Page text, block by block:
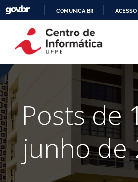
CONTEÚDO
COMUNICA BR
Posts de
junho de